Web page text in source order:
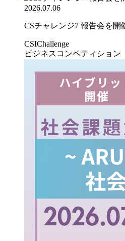
2026.07.06
CSチャレンジ7 報告会を開
CSIChallenge
ビジネスコンペティション